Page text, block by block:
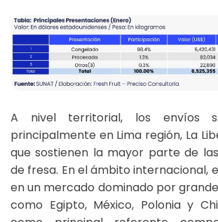
A nivel territorial, los envíos
principalmente en Lima región, La
que sostienen la mayor parte de
de fresa. En el ámbito internacional,
en un mercado dominado por
como Egipto, México, Polonia y